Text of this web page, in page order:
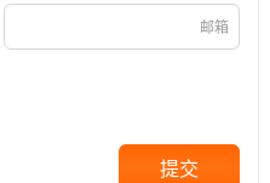
邮箱